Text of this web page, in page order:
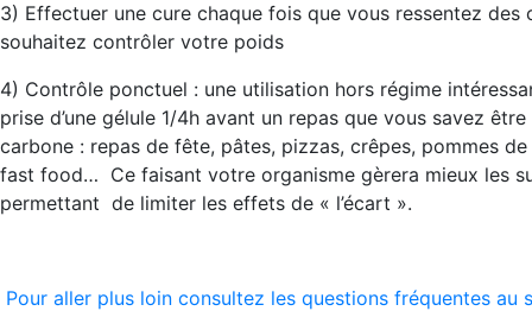
3) Effectuer une cure chaque fois que vous ressentez des
souhaitez contrôler votre poids
4) Contrôle ponctuel : une utilisation hors régime
prise d’une gélule 1/4h avant un repas que vous savez
carbone : repas de fête, pâtes, pizzas, crêpes, pommes
fast food… Ce faisant votre organisme gèrera mieux les
permettant de limiter les effets de « l’écart ».
Pour aller plus loin consultez les questions fréquentes au